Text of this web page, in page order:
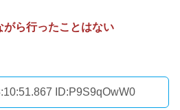
ら行ったことはない
ID:P9S9qOwW0